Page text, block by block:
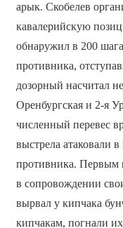
арык. Скобелев
кавалерийскую
обнаружил в 200
противника,
дозорный насчитал
Оренбургская и 2-я
численный перевес
выстрела атаковали
противника. Первым
в сопровождении
вырвал у кипчака
кипчакам, погнали